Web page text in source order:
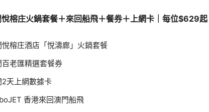
悅榕庄火鍋套餐＋來回船飛＋餐券＋上網卡｜每位$629起
悅榕庄酒店「悅濤廊」火鍋套餐
百老匯精選套餐券
2天上網數據卡
香港來回澳門船飛